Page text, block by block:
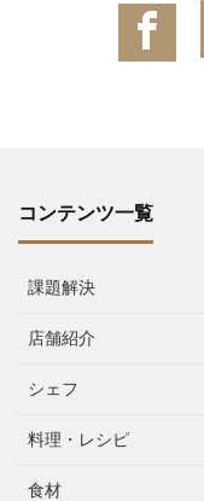
コンテンツ一覧
課題解決
店舗紹介
シェフ
料理・レシピ
食材